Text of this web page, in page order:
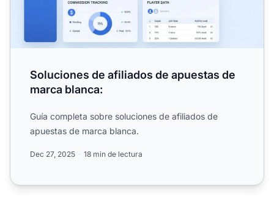
Soluciones de afiliados de apuestas de
marca blanca:
Guía completa sobre soluciones de afiliados de
apuestas de marca blanca.
Dec 27, 2025 18 min de lectura